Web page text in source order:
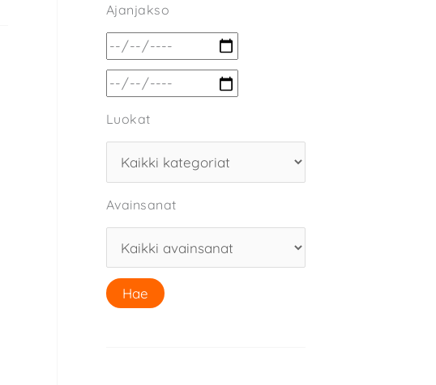
Ajanjakso
Luokat
Avainsanat